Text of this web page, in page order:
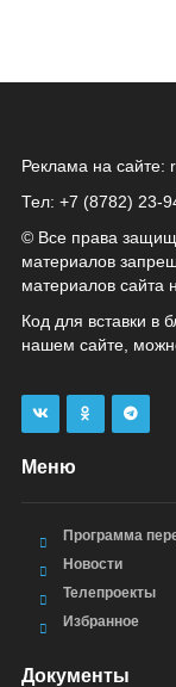
Реклама на сайте:
Тел: +7 (8782)
© Все права
материалов
материалов сайта
Код для вставки в
нашем сайте,
Меню
Программа
Новости
Телепроекты
Избранное
Документы